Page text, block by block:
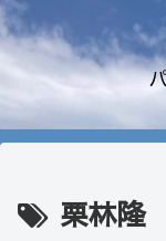
栗林隆